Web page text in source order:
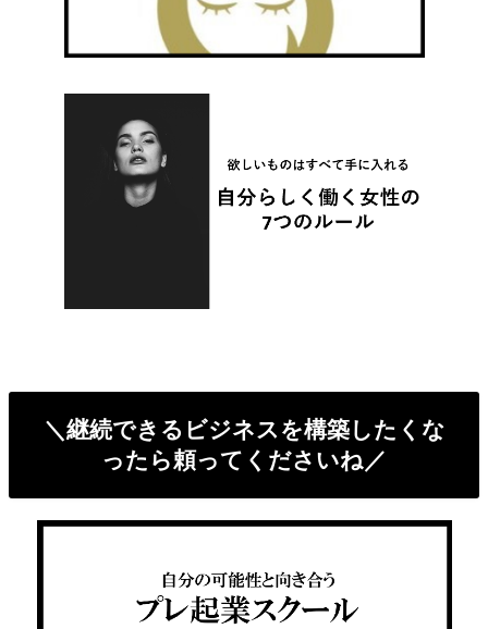
＼継続できるビジネスを構築したくな
ったら頼ってくださいね／